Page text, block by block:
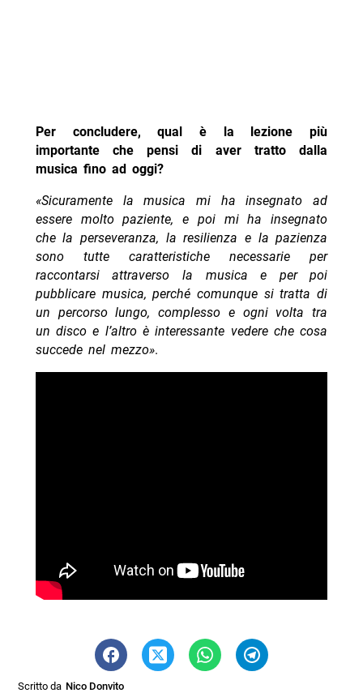
Per concludere, qual è la lezione più
importante che pensi di aver tratto dalla
musica fino ad oggi?
«Sicuramente la musica mi ha insegnato ad
essere molto paziente, e poi mi ha insegnato
che la perseveranza, la resilienza e la pazienza
sono tutte caratteristiche necessarie per
raccontarsi attraverso la musica e per poi
pubblicare musica, perché comunque si tratta di
un percorso lungo, complesso e ogni volta tra
un disco e l’altro è interessante vedere che cosa
succede nel mezzo».
Scritto da Nico Donvito